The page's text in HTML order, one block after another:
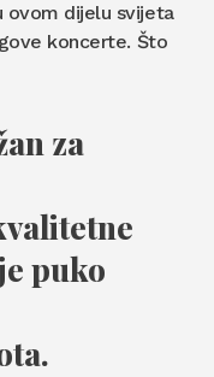
ovom dijelu svijeta
koncerte. Što
za
puko